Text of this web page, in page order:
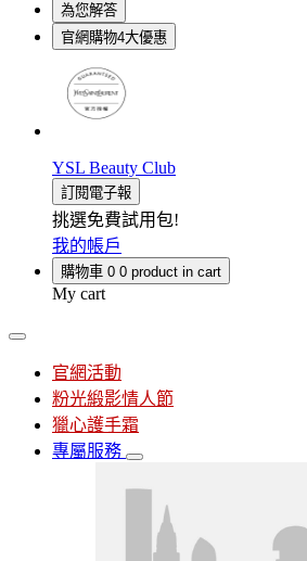
為您解答
官網購物4大優惠
YSL Beauty Club
訂閱電子報
挑選免費試用包!
我的帳戶
購物車 0 0 product in cart
My cart
官網活動
粉光緞影情人節
獵心護手霜
專屬服務